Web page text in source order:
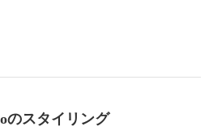
のスタイリング